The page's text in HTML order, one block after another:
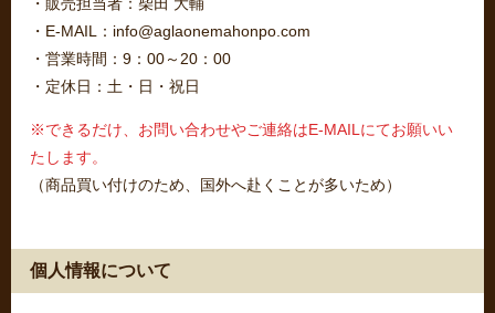
・E-MAIL：info@aglaonemahonpo.com
・営業時間：9：00～20：00
・定休日：土・日・祝日
※できるだけ、お問い合わせやご連絡はE-MAILにてお願いい
たします。
（商品買い付けのため、国外へ赴くことが多いため）
個人情報について